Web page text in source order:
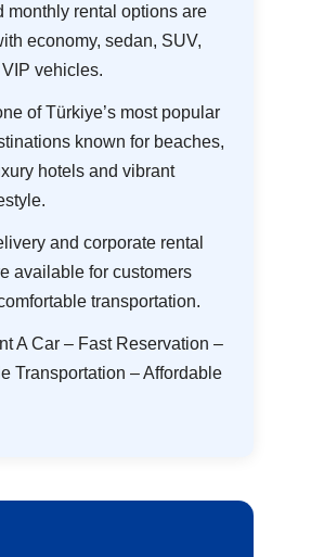
monthly rental options are
economy, sedan, SUV,
vehicles.
of Türkiye’s most popular
known for beaches,
hotels and vibrant
and corporate rental
available for customers
transportation.
A Car – Fast Reservation –
Transportation – Affordable